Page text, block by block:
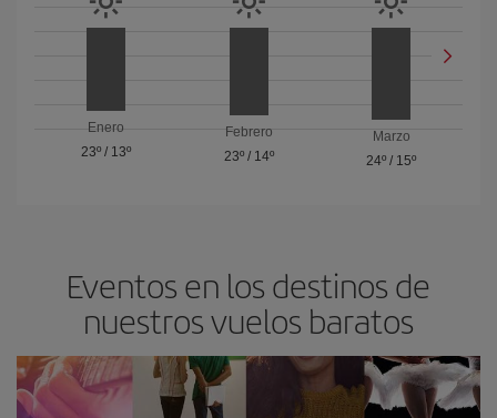
Enero
23º/ 13º
Febrero
23º/ 14º
Marzo
24º / 15º
Eventos en los destinos de
nuestros vuelos baratos